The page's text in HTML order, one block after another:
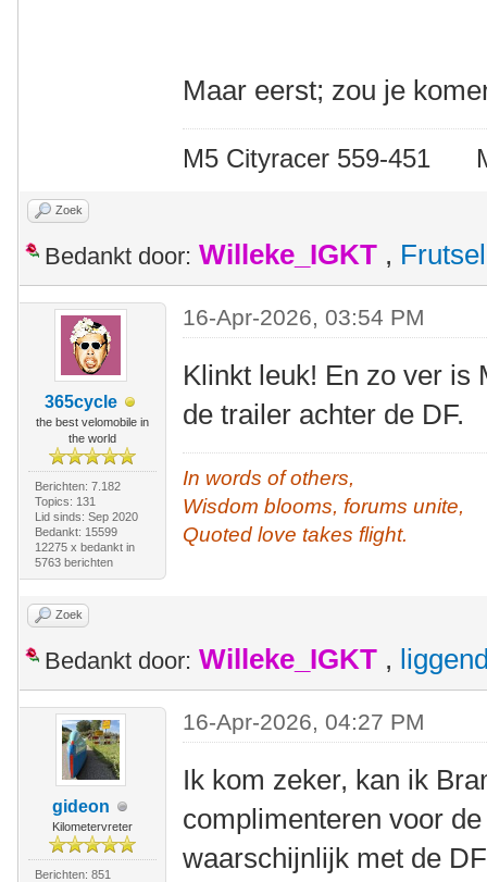
Maar eerst; zou je
M5 Cityracer 559-451
Zoek
Bedankt door: Willeke_IGKT , Frutsel
365cycle
the best velomobile in
the world
Berichten: 7.182
Topics: 131
Lid sinds: Sep 2020
Bedankt: 15599
12275 x bedankt in
5763 berichten
16-Apr-2026, 03:54 PM
Klinkt leuk! En zo ver is
de trailer achter de DF.
In words of others,
Wisdom blooms, forums unite,
Quoted love takes flight.
Zoek
Bedankt door: Willeke_IGKT ,
gideon
Kilometervreter
Berichten: 851
16-Apr-2026, 04:27 PM
Ik kom zeker, kan ik
complimenteren voor
waarschijnlijk met de